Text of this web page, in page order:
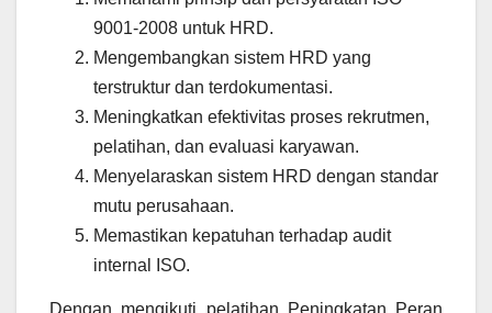
9001-2008 untuk HRD.
Mengembangkan sistem HRD yang
terstruktur dan terdokumentasi.
Meningkatkan efektivitas proses rekrutmen,
pelatihan, dan evaluasi karyawan.
Menyelaraskan sistem HRD dengan standar
mutu perusahaan.
Memastikan kepatuhan terhadap audit
internal ISO.
Dengan mengikuti pelatihan Peningkatan Peran